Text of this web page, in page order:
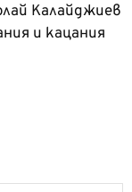
Калайджиев
и кацания